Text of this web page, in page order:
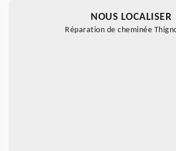
NOUS LOCALISER
Réparation de cheminée